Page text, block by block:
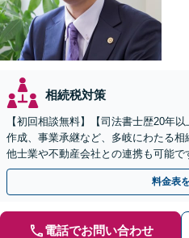
相続税対策
【初回相談無料】【司法書士歴20年
作成、事業承継など、多岐にわたる相
他士業や不動産会社との連携も可能で
相談ください。【電話相談可】【夜間
料金表
電話でお問い合わせ